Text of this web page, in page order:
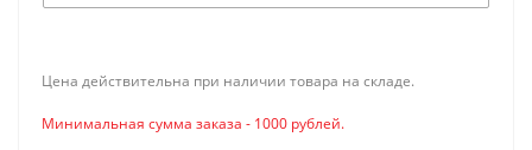
Цена действительна при наличии товара на складе.
Минимальная сумма заказа - 1000 рублей.